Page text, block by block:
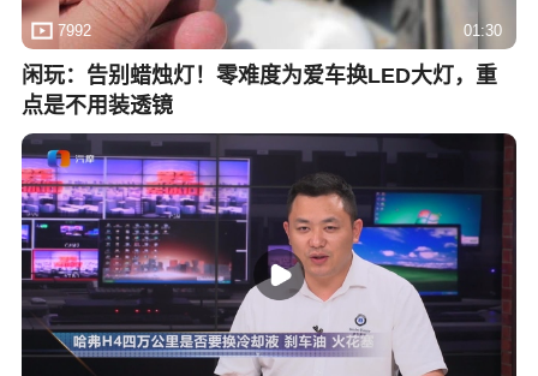
7992 01:30
闲玩：告别蜡烛灯！零难度为爱车换LED大灯，重
点是不用装透镜